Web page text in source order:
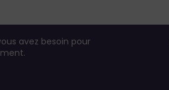
avez besoin pour